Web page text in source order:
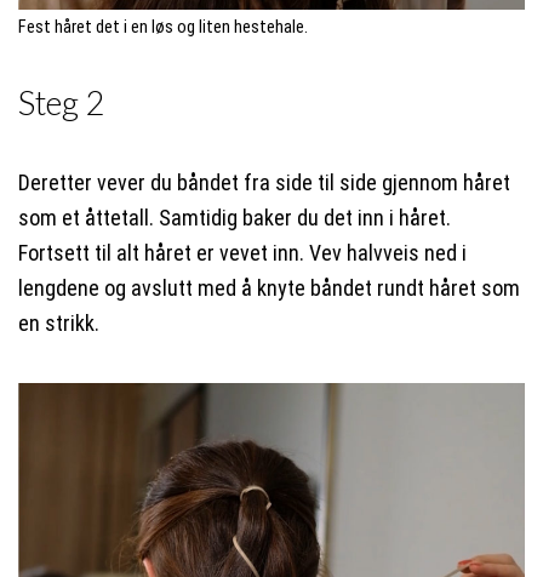
Fest håret det i en løs og liten hestehale.
Steg 2
Deretter vever du båndet fra side til side gjennom håret
som et åttetall. Samtidig baker du det inn i håret.
Fortsett til alt håret er vevet inn. Vev halvveis ned i
lengdene og avslutt med å knyte båndet rundt håret som
en strikk.